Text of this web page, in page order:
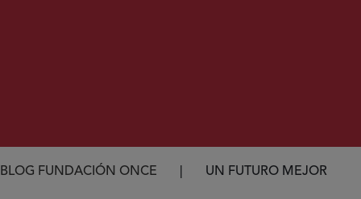
Ruta de navegación
BLOG FUNDACIÓN ONCE UN FUTURO MEJOR